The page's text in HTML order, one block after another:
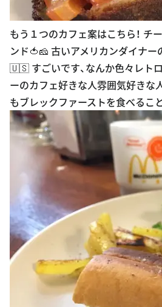
もう１つのカフェ案はこちら！ チ
ンド🍅🧀 古いアメリカンダイナー
🇺🇸 すごいです、なんか色々レト
ーのカフェ好きな人雰囲気好きな
もブレックファーストを食べるこ